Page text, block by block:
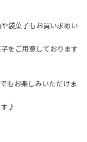
袋菓子もお買い求めい
をご用意しております
もお楽しみいただけま
す♪